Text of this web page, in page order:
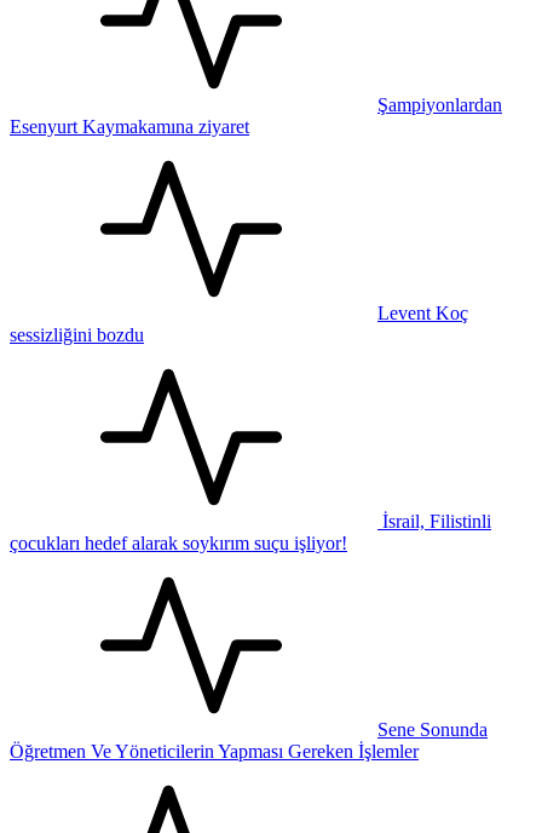
Şampiyonlardan
Esenyurt Kaymakamına ziyaret
Levent Koç
sessizliğini bozdu
İsrail, Filistinli
çocukları hedef alarak soykırım suçu işliyor!
Sene Sonunda
Öğretmen Ve Yöneticilerin Yapması Gereken İşlemler